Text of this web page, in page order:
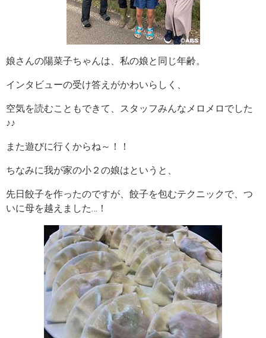
娘さんの陽菜子ちゃんは、私の娘と同じ年齢。
インタビューの受け答えがかわいらしく、
空気を読むこともできて、スタッフみんなメロメロでした
♪♪
また遊びに行くからね～！！
ちなみに我が家の小２の娘はというと、
先日餃子を作ったのですが、餃子を包むテクニックで、つ
いに母を越えました…！